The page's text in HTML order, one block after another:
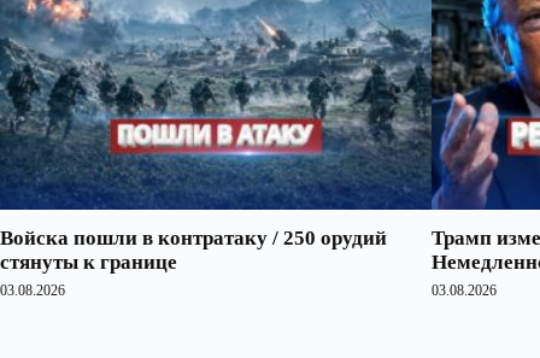
Войска пошли в контратаку / 250 орудий
стянуты к границе
03.08.2026
Трамп
03.08.2026